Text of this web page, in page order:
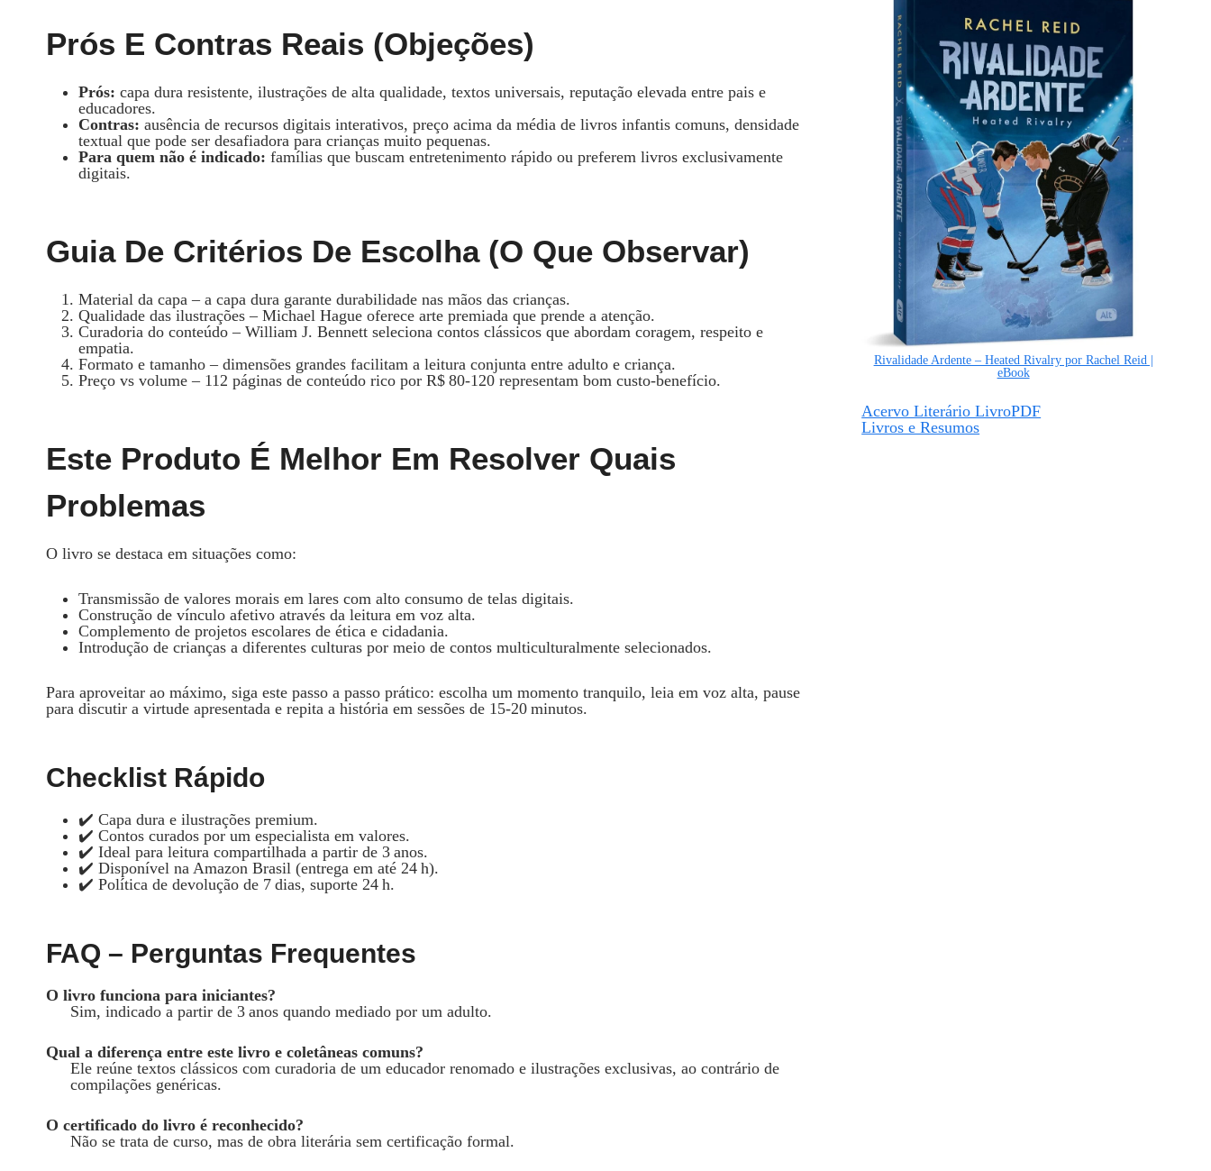
Prós E Contras Reais (objeções)
Prós: capa dura resistente, ilustrações de alta qualidade, textos universais, reputação elevada entre pais e
educadores.
Contras: ausência de recursos digitais interativos, preço acima da média de livros infantis comuns, densidade
textual que pode ser desafiadora para crianças muito pequenas.
Para quem não é indicado: famílias que buscam entretenimento rápido ou preferem livros exclusivamente
digitais.
Guia De Critérios De Escolha (o Que Observar)
Material da capa – a capa dura garante durabilidade nas mãos das crianças.
Qualidade das ilustrações – Michael Hague oferece arte premiada que prende a atenção.
Curadoria do conteúdo – William J. Bennett seleciona contos clássicos que abordam coragem, respeito e
empatia.
Formato e tamanho – dimensões grandes facilitam a leitura conjunta entre adulto e criança.
Preço vs volume – 112 páginas de conteúdo rico por R$ 80‑120 representam bom custo‑benefício.
Este Produto É Melhor Em Resolver Quais
Problemas
O livro se destaca em situações como:
Transmissão de valores morais em lares com alto consumo de telas digitais.
Construção de vínculo afetivo através da leitura em voz alta.
Complemento de projetos escolares de ética e cidadania.
Introdução de crianças a diferentes culturas por meio de contos multiculturalmente selecionados.
Para aproveitar ao máximo, siga este passo a passo prático: escolha um momento tranquilo, leia em voz alta, pause
para discutir a virtude apresentada e repita a história em sessões de 15‑20 minutos.
Checklist Rápido
✔️ Capa dura e ilustrações premium.
✔️ Contos curados por um especialista em valores.
✔️ Ideal para leitura compartilhada a partir de 3 anos.
✔️ Disponível na Amazon Brasil (entrega em até 24 h).
✔️ Política de devolução de 7 dias, suporte 24 h.
FAQ – Perguntas Frequentes
O livro funciona para iniciantes?
Sim, indicado a partir de 3 anos quando mediado por um adulto.
Qual a diferença entre este livro e coletâneas comuns?
Ele reúne textos clássicos com curadoria de um educador renomado e ilustrações exclusivas, ao contrário de
compilações genéricas.
O certificado do livro é reconhecido?
Não se trata de curso, mas de obra literária sem certificação formal.
Rivalidade Ardente – Heated Rivalry por Rachel Reid |
eBook
Acervo Literário LivroPDF
Livros e Resumos